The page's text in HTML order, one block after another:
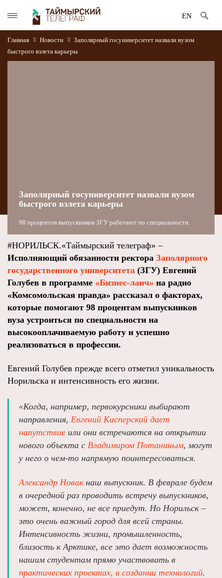
EN
Главная Новости
Заполярный госуниверситет назвали вузом
быстрого взлета карьеры
Заполярный госуниверситет назвали вузом
быстрого взлета карьеры
98 процентов выпускников ЗГУ работают по специальности.
#НОРИЛЬСК.«Таймырский телеграф» –
Исполняющий обязанности ректора Заполярного
государственного университета (ЗГУ) Евгений
Голубев в программе «Бизнес-ланч» на радио
«Комсомольская правда» рассказал о факторах,
которые помогают 98 процентам выпускников
вуза устроиться по специальности на
высокооплачиваемую работу и успешно
реализоваться в профессии.
Евгений Голубев прежде всего отметил уникальность
Норильска и интенсивность его жизни.
«Когда, например, первокурсники выбирают
направления, Евгений Касперский дает
напутствие или они встречаются на открытии
нового объекта с Владимиром Потаниным, могут
у него о чем-то напрямую поинтересоваться.
Александр Новакнаш выпускник. В феврале будем
в очередной раз проводить встречу выпускников,
может, конечно, не все приедут. Но Норильск –
это очень важный город для всей страны.
Интенсивность жизни, промышленность,
близость к Арктике, все это дает возможность
нашим студентам прямо участвовать в
практических проектах, в создании технологий.